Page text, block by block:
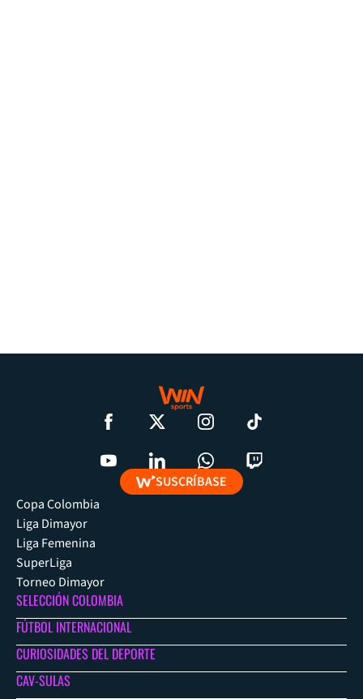
SUSCRÍBASE
Copa Colombia
Liga Dimayor
Liga Femenina
SuperLiga
Torneo Dimayor
SELECCIÓN COLOMBIA
FÚTBOL INTERNACIONAL
CURIOSIDADES DEL DEPORTE
CAV-SULAS